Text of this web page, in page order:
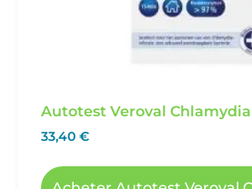
Autotest Veroval Chlamydia
33,40 €